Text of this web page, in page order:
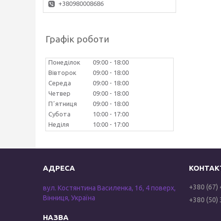
+380980008686
Графік роботи
Понеділок 09:00
18:00
Вівторок
09:00
18:00
Середа
09:00
18:00
Четвер
09:00
18:00
Пʼятниця
09:00
18:00
Субота
10:00
17:00
Неділя
10:00 17:00
вул. Костянтина Василенка, 16, 4 поверх,
Вінниця, Україна
+380 (67)
+380 (50)